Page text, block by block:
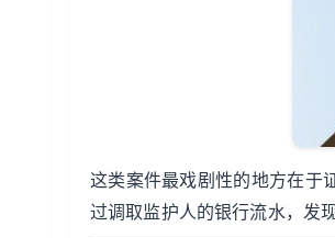
这类案件最戏剧性的地方在于
过调取监护人的银行流水，发